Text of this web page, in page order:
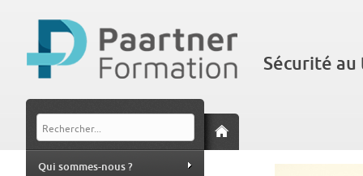
Sécurité
Qui sommes-nous ?